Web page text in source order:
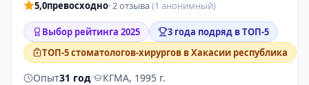
5,0превосходно· 2 отзыва(1 анонимный)
Выбор рейтинга 2025
3 года подряд в ТОП-5
ТОП-5 стоматологов-хирургов в Хакасии республика
Опыт31 год· КГМА, 1995 г.